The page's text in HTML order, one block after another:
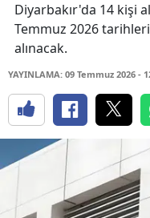
Diyarbakır'da 14 kişi
Temmuz 2026
alınacak.
YAYINLAMA: 09 Temmuz 2026 -